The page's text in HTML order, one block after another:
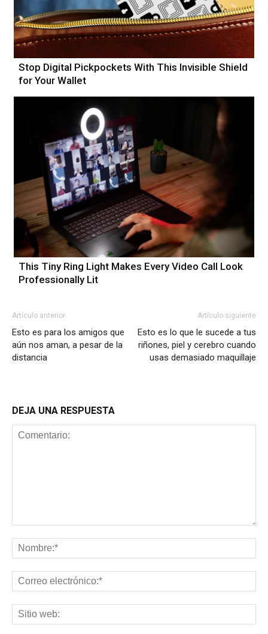
Stop Digital Pickpockets With This Invisible Shield
for Your Wallet
This Tiny Ring Light Makes Every Video Call Look
Professionally Lit
Artículo anterior
Esto es para los amigos que
aún nos aman, a pesar de la
distancia
Artículo siguiente
Esto es lo que le sucede a tus
riñones, piel y cerebro cuando
usas demasiado maquillaje
DEJA UNA RESPUESTA